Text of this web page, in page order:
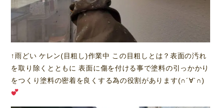
↑雨どい ケレン(目粗し)作業中 この目粗しとは？表面の汚れ
を取り除くとともに 表面に傷を付ける事で塗料の引っかかり
をつくり塗料の密着を良くする為の役割があります(∩´∀`∩)